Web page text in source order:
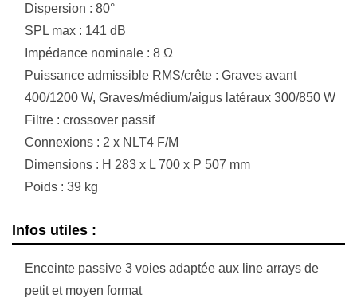
Dispersion : 80°
SPL max : 141 dB
Impédance nominale : 8 Ω
Puissance admissible RMS/crête : Graves avant
400/1200 W, Graves/médium/aigus latéraux 300/850 W
Filtre : crossover passif
Connexions : 2 x NLT4 F/M
Dimensions : H 283 x L 700 x P 507 mm
Poids : 39 kg
Infos utiles :
Enceinte passive 3 voies adaptée aux line arrays de
petit et moyen format